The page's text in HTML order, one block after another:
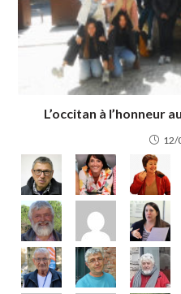
L’occitan à l’honneur
12/